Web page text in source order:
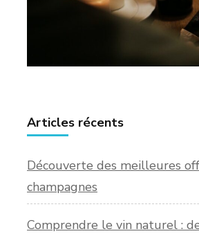
Articles récents
Découverte des meilleures
champagnes
Comprendre le vin naturel :